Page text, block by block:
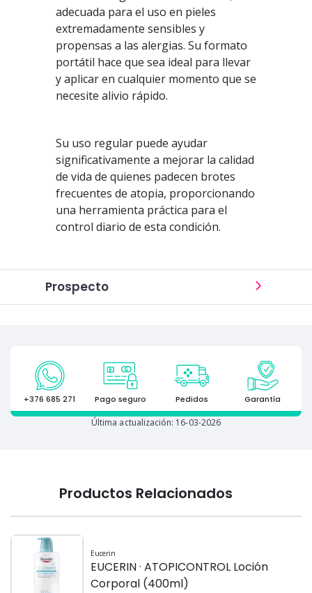
adecuada para el uso en pieles
extremadamente sensibles y
propensas a las alergias. Su formato
portátil hace que sea ideal para llevar
y aplicar en cualquier momento que se
necesite alivio rápido.
Su uso regular puede ayudar
significativamente a mejorar la calidad
de vida de quienes padecen brotes
frecuentes de atopia, proporcionando
una herramienta práctica para el
control diario de esta condición.
Prospecto
+376 685 271 Pago seguro Pedidos Garantía
Última actualización: 16-03-2026
Productos Relacionados
Eucerin
EUCERIN · ATOPICONTROL Loción
Corporal (400ml)